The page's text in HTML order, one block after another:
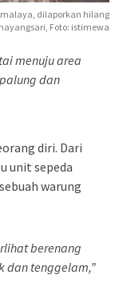
dilaporkan hilang
Foto: istimewa
menuju area
dan
diri. Dari
unit sepeda
warung
berenang
dan tenggelam,”